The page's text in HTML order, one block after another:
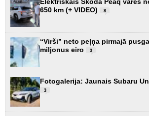
650 km (+ VIDEO)
8
“Virši” neto peļņa pirmajā
miljonus eiro
3
Fotogalerija: Jaunais Subaru
3